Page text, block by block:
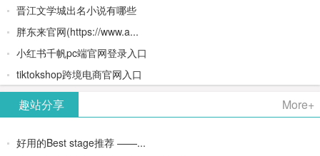
晋江文学城出名小说有哪些
胖东来官网(https://www.a...
小红书千帆pc端官网登录入口
tiktokshop跨境电商官网入口
趣站分享 More+
好用的Best stage推荐 ——...